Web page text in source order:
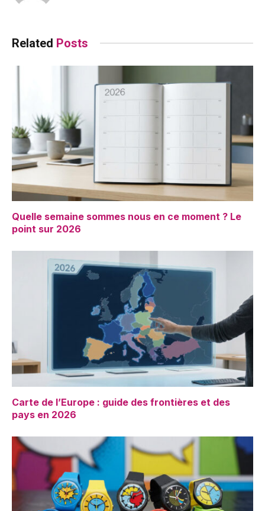
Related Posts
Quelle semaine sommes nous en ce moment ? Le
point sur 2026
Carte de l’Europe : guide des frontières et des
pays en 2026